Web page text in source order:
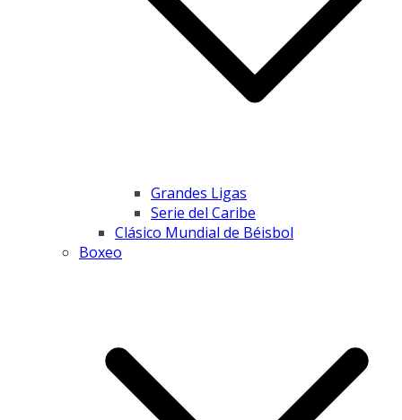
Grandes Ligas
Serie del Caribe
Clásico Mundial de Béisbol
Boxeo